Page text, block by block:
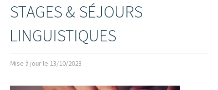
STAGES & SÉJOURS
LINGUISTIQUES
Mise à jour le 13/10/2023